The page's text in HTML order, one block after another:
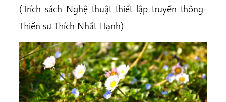
(Trích sách Nghệ thuật thiết lập truyền thông-
Thiền sư Thích Nhất Hạnh)